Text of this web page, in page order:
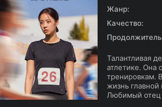
Жанр:
Качество:
Талантливая
атлетике. Она
тренировкам.
жизнь
Любимый отец